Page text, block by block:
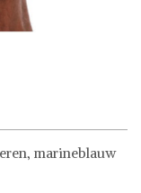
marineblauw